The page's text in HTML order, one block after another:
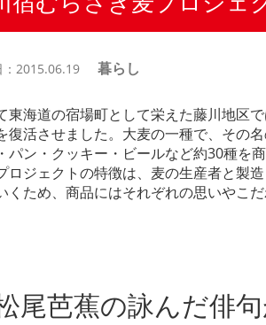
：2015.06.19 暮らし
東海道の宿場町として栄えた藤川地区
復活させました。大麦の一種で、その
パン・クッキー・ビールなど約30種を
ロジェクトの特徴は、麦の生産者と製
くため、商品にはそれぞれの思いやこ
尾芭蕉の詠んだ俳